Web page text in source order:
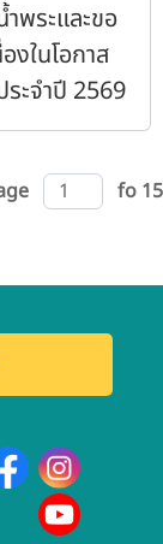
พระและขอ
งในโอกาส
ะจำปี 2569
fo 15